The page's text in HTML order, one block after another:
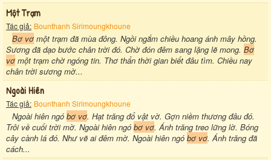
Một Trạm
Tác giả: Bounthanh Sirimoungkhoune
Bơ vơ một trạm đã mùa đông. Ngồi ngắm chiều hoang ánh mây hồng.
Sương đã dạo bước chân trời đó. Chờ đón đêm sang lặng lẽ mong. Bơ
vơ một trạm chờ ngóng tin. Thơ thẩn thời gian biết đâu tìm. Chiều nay
chân trời sương mờ...
Ngoài Hiên
Tác giả: Bounthanh Sirimoungkhoune
Ngoài hiên ngó bơ vơ. Hạt trăng đổ vật vờ. Gợn niềm thương đâu đó.
Trôi về cuối trời mờ. Ngoài hiên ngó bơ vơ. Ánh trăng treo lững lờ. Bóng
cây cành lá đó. Như vẽ ai đêm mờ. Ngoài hiên ngó bơ vơ. Ánh trăng đã
cách...